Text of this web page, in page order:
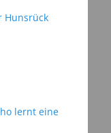
Hunsrück
lernt eine